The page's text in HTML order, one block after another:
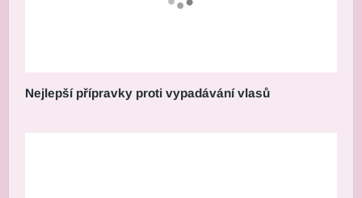
Nejlepší přípravky proti vypadávání vlasů